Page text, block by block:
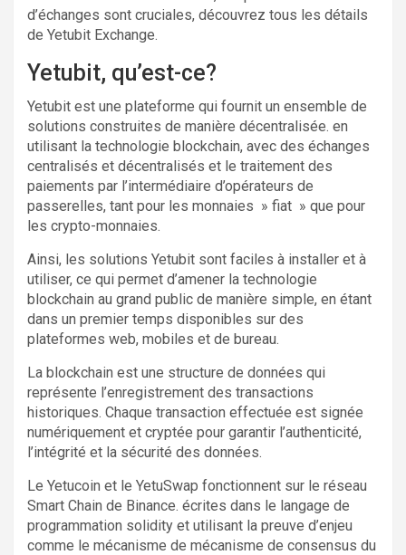
d’échanges sont cruciales, découvrez tous les détails
de Yetubit Exchange.
Yetubit, qu’est-ce?
Yetubit est une plateforme qui fournit un ensemble de
solutions construites de manière décentralisée. en
utilisant la technologie blockchain, avec des échanges
centralisés et décentralisés et le traitement des
paiements par l’intermédiaire d’opérateurs de
passerelles, tant pour les monnaies » fiat » que pour
les crypto-monnaies.
Ainsi, les solutions Yetubit sont faciles à installer et à
utiliser, ce qui permet d’amener la technologie
blockchain au grand public de manière simple, en étant
dans un premier temps disponibles sur des
plateformes web, mobiles et de bureau.
La blockchain est une structure de données qui
représente l’enregistrement des transactions
historiques. Chaque transaction effectuée est signée
numériquement et cryptée pour garantir l’authenticité,
l’intégrité et la sécurité des données.
Le Yetucoin et le YetuSwap fonctionnent sur le réseau
Smart Chain de Binance. écrites dans le langage de
programmation solidity et utilisant la preuve d’enjeu
comme le mécanisme de mécanisme de consensus du